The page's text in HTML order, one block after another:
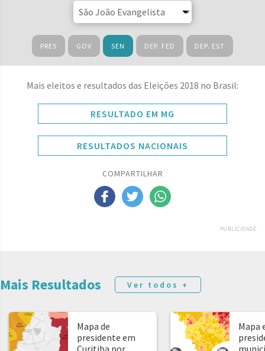
PRES GOV SEN DEP. FED DEP. EST
Mais eleitos e resultados das Eleições 2018 no Brasil:
RESULTADO EM MG
RESULTADOS NACIONAIS
COMPARTILHAR
PUBLICIDADE
Mais Resultados Ver todos +
Mapa de
presidente em
Mapa